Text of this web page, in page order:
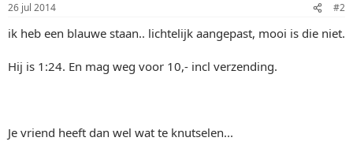
26 jul 2014 #2
ik heb een blauwe staan.. lichtelijk aangepast, mooi is die niet.
Hij is 1:24. En mag weg voor 10,- incl verzending.
Je vriend heeft dan wel wat te knutselen...